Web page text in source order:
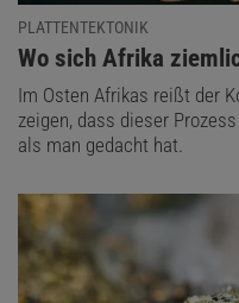
PLATTENTEKTONIK
:
Wo sich Afrika
Im Osten Afrikas reißt der
zeigen, dass dieser
als man gedacht hat.